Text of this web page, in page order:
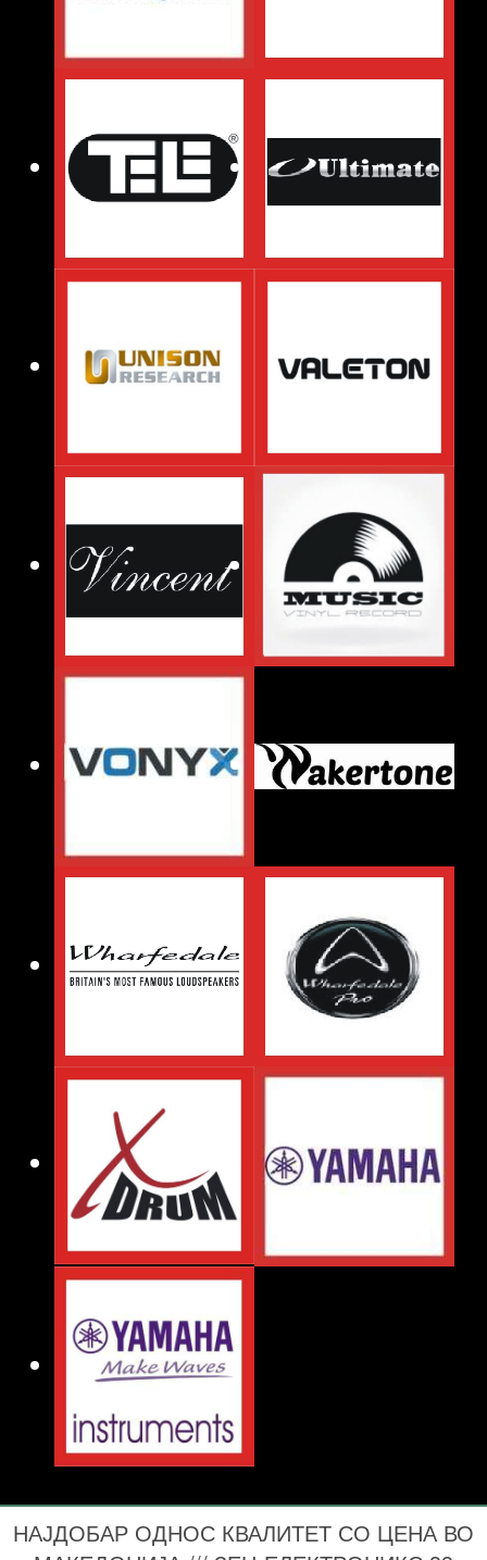
НАЈДОБАР ОДНОС КВАЛИТЕТ СО ЦЕНА ВО